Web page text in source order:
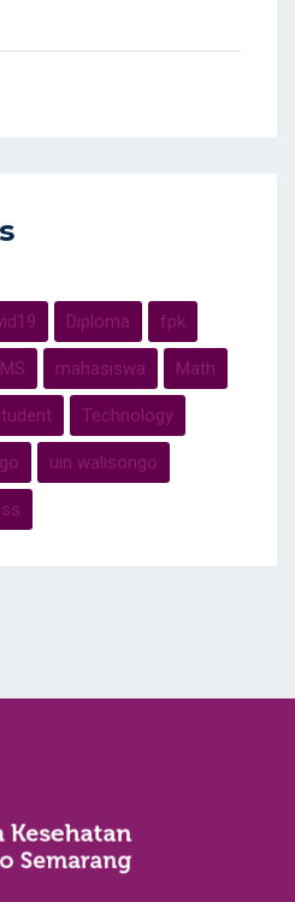
Diploma fpk
mahasiswa Math
Technology
uin walisongo